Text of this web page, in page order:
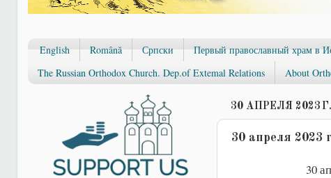
English Română Српски Первый православный храм в
The Russian Orthodox Church. Dep.of Extemal Relations
About
30 АПРЕЛЯ 2023 Г.
30 апреля 2023
30